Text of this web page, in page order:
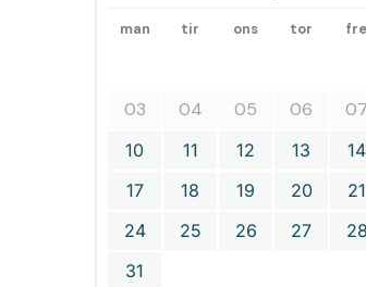
man tir ons tor fre
03
04 05 06 07
10
11 12 13 14
17
18 19 20 21
24
25 26 27 28
31